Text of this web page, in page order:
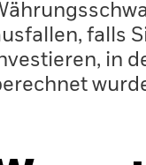
falls
in